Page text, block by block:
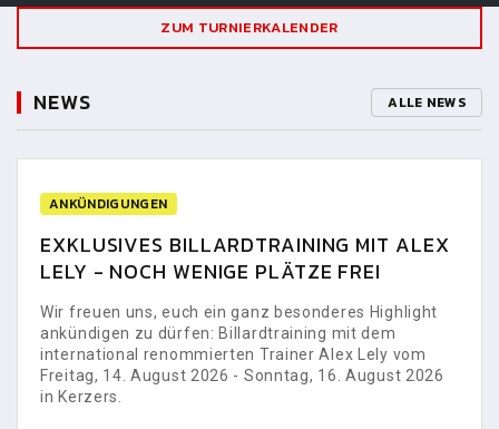
ZUM TURNIERKALENDER
NEWS ALLE NEWS
ANKÜNDIGUNGEN
EXKLUSIVES BILLARDTRAINING MIT ALEX
LELY - NOCH WENIGE PLÄTZE FREI
Wir freuen uns, euch ein ganz besonderes Highlight
ankündigen zu dürfen: Billardtraining mit dem
international renommierten Trainer Alex Lely vom
Freitag, 14. August 2026 - Sonntag, 16. August 2026
in Kerzers.